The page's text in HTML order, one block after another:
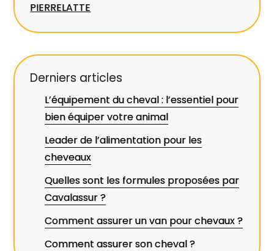
PIERRELATTE
Derniers articles
L’équipement du cheval : l’essentiel pour
bien équiper votre animal
Leader de l’alimentation pour les
cheveaux
Quelles sont les formules proposées par
Cavalassur ?
Comment assurer un van pour chevaux ?
Comment assurer son cheval ?